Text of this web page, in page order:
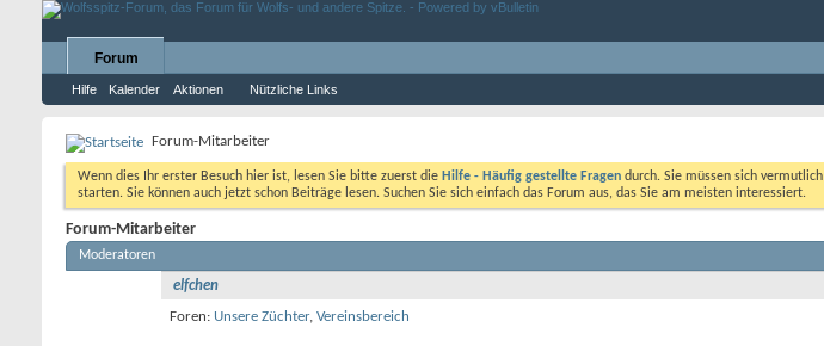
Forum
Hilfe Kalender Aktionen Nützliche Links
Forum-Mitarbeiter
Wenn dies Ihr erster Besuch hier ist, lesen Sie bitte zuerst die Hilfe - Häufig gestellte Fragen durch. Sie müssen sich vermutlich
starten. Sie können auch jetzt schon Beiträge lesen. Suchen Sie sich einfach das Forum aus, das Sie am meisten interessiert.
Forum-Mitarbeiter
Moderatoren
elfchen
Foren: Unsere Züchter, Vereinsbereich